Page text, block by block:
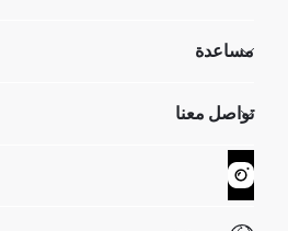
تعرف علينا
GIFT CLUB
مساعدة
عمليات الارجاع و الاستبدال السهلة
تتبع الشحنة
كيف يمكنك التسوق في ديفاكتو ؟
تواصل معنا
نموذج الاتصال
خدمة العملاء